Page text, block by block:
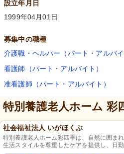
設立年月日
1999年04月01日
募集中の職種
介護職・ヘルパー（パート・アルバイ
看護師（パート・アルバイト）
准看護師（パート・アルバイト）
特別養護老人ホーム 彩
社会福祉法人 いがほくぶ
特別養護老人ホーム彩四季は、自然に囲ま
生活スタイルを尊重したケアを提供し、日